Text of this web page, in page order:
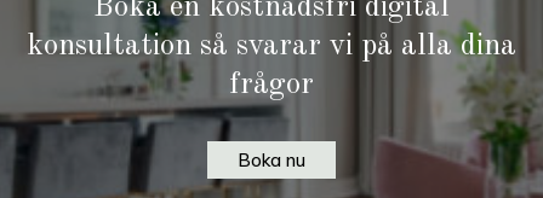
Boka en kostnadsfri digital
konsultation så svarar vi på alla dina
frågor
Boka nu